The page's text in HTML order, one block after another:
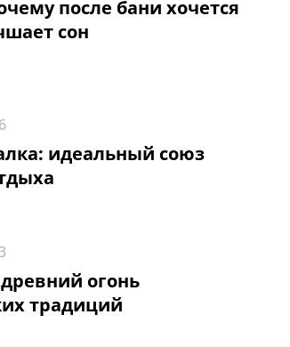
после бани хочется
сон
идеальный союз
огонь
традиций